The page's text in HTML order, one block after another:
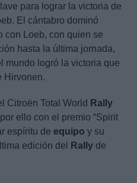
para lograr la victoria de
El cántabro dominó
con Loeb, con quien se
hasta la última jornada,
mundo logró la victoria que
Hirvonen.
Citroën Total World Rally
ello con el premio “Spirit
espíritu de equipo y su
edición del
Rally de